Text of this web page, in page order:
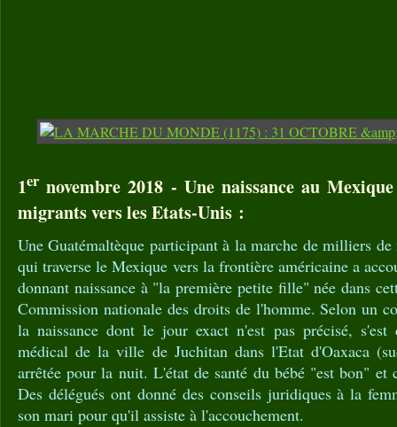
1ernovembre 2018 - Une naissance au
migrants vers les Etats-Unis :
Une Guatémaltèque participant à la marche de milliers
qui traverse le Mexique vers la frontière américaine a
donnant naissance à "la première petite fille" née dans
Commission nationale des droits de l'homme. Selon un
la naissance dont le jour exact n'est pas précisé, s'est
médical de la ville de Juchitan dans l'Etat d'Oaxaca
arrêtée pour la nuit. L'état de santé du bébé "est bon" et
Des délégués ont donné des conseils juridiques à la
son mari pour qu'il assiste à l'accouchement.